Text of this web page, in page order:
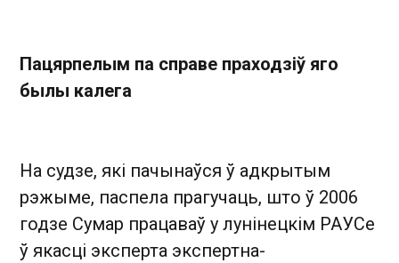
Пацярпелым па справе праходзіў яго
былы калега
На судзе, які пачынаўся ў адкрытым
рэжыме, паспела прагучаць, што ў 2006
годзе Сумар працаваў у лунінецкім РАУСе
ў якасці эксперта экспертна-